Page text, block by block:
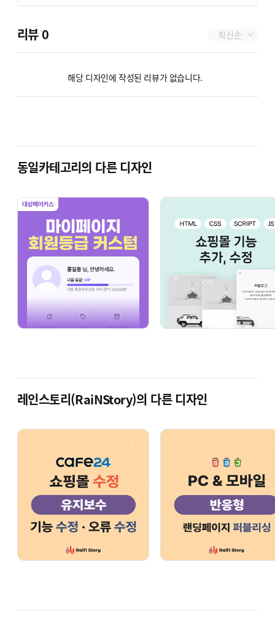
홈페이지 들러보기
자주 묻는 질문(FAQ) 등의 게시판 접힘/펼침
(토글) 기능
추가
기본 분류 셀렉트박스를 개션
원하는 대로 커스텀 적용 가능
그 외 가능한 서비스
쇼핑몰의 신규 제작 또는 전체/부분적인 수정
텍스트나 버튼 등의 쇼핑몰 요소 변경
기본 템플릿, 스킨 수정
수정, 삭제
웹폰트 추가, 변경
카테고리(메뉴, 상품 분류)의 추가, 삭제, 수정
레이아웃 변경
슬라이드, 스크롤 애니메이션 등의 인터랙션
추가 또는 변경
카카오, 네이버 로그인 연동
카카오페이, 네이버페이 연동
리뷰0 최신순
해당 디자인에 작성된 리뷰가 없습니다.
동일카테고리의 다른 디자인
레인스토리(RaiNStory)의 다른 디자인